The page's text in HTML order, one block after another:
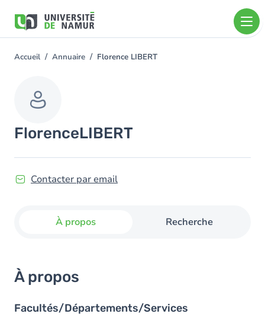
contenu
You
Accueil Annuaire Florence LIBERT
FlorenceLIBERT
Contacter par email
À propos Recherche
À propos
Facultés/Départements/Services